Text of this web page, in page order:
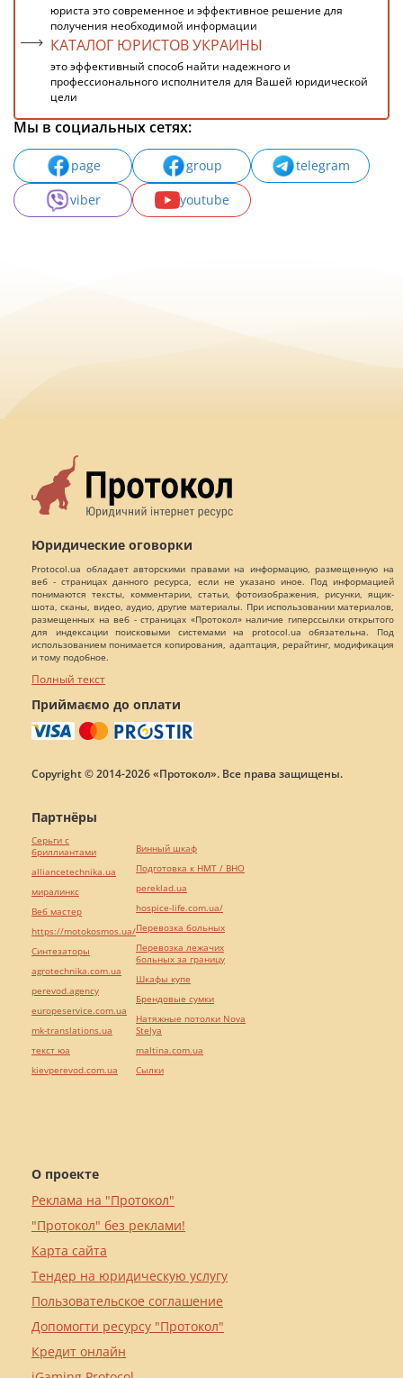
юриста это современное и эффективное решение для
получения необходимой информации
КАТАЛОГ ЮРИСТОВ УКРАИНЫ
это эффективный способ найти надежного и
профессионального исполнителя для Вашей юридической
цели
Мы в социальных сетях:
page group
telegram
viber
youtube
Юридические оговорки
Protocol.ua обладает авторскими правами на информацию, размещенную на
веб - страницах данного ресурса, если не указано иное. Под информацией
понимаются тексты, комментарии, статьи, фотоизображения, рисунки, ящик-
шота, сканы, видео, аудио, другие материалы. При использовании материалов,
размещенных на веб - страницах «Протокол» наличие гиперссылки открытого
для индексации поисковыми системами на protocol.ua обязательна. Под
использованием понимается копирования, адаптация, рерайтинг, модификация
и тому подобное.
Полный текст
Приймаємо до оплати
Copyright © 2014-2026 «Протокол». Все права защищены.
О проекте
Реклама на "Протокол"
"Протокол" без реклами!
Карта сайта
Тендер на юридическую услугу
Пользовательское соглашение
Допомогти ресурсу "Протокол"
Кредит онлайн
Партнёры
Серьги с
бриллиантами
alliancetechnika.ua
миралинкс
Веб мастер
https://motokosmos.ua/
Синтезаторы
agrotechnika.com.ua
perevod.agency
europeservice.com.ua
mk-translations.ua
текст юа
kievperevod.com.ua
Винный шкаф
Подготовка к НМТ / ВНО
pereklad.ua
hospice-life.com.ua/
Перевозка больных
Перевозка лежачих
больных за границу
Шкафы купе
Брендовые сумки
Натяжные потолки Nova
Stelya
maltina.com.ua
Cылки